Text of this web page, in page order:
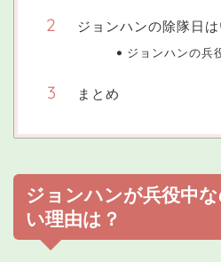
ジョンハンの除隊日は
ジョンハンの兵
まとめ
ジョンハンが兵役中
い理由は？